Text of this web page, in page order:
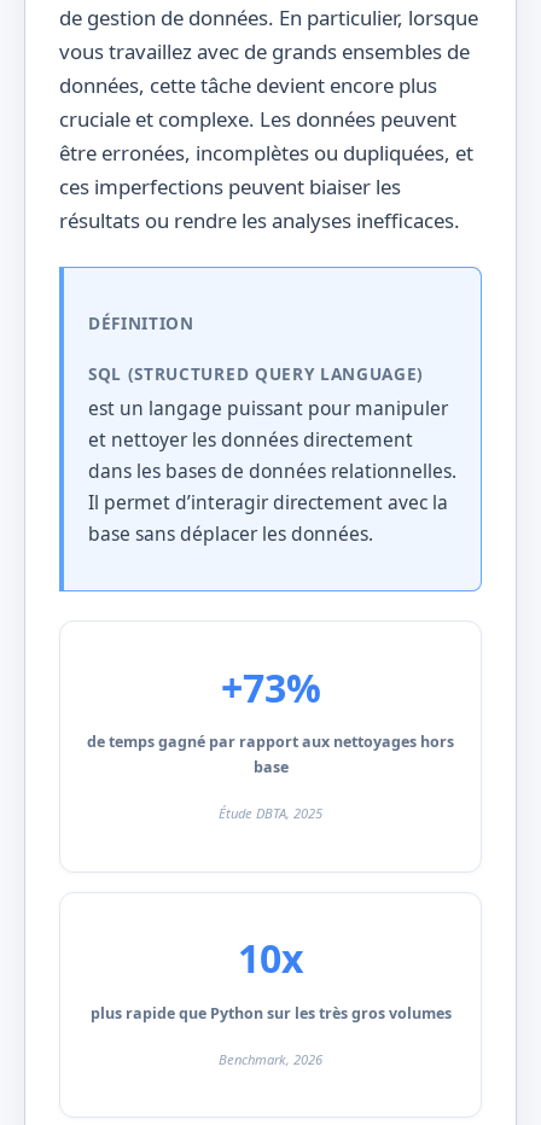
de gestion de données. En particulier, lorsque
vous travaillez avec de grands ensembles de
données, cette tâche devient encore plus
cruciale et complexe. Les données peuvent
être erronées, incomplètes ou dupliquées, et
ces imperfections peuvent biaiser les
résultats ou rendre les analyses inefficaces.
DÉFINITION
SQL (STRUCTURED QUERY LANGUAGE)
est un langage puissant pour manipuler
et nettoyer les données directement
dans les bases de données relationnelles.
Il permet d’interagir directement avec la
base sans déplacer les données.
+73%
de temps gagné par rapport aux nettoyages hors
base
Étude DBTA, 2025
10x
plus rapide que Python sur les très gros volumes
Benchmark, 2026